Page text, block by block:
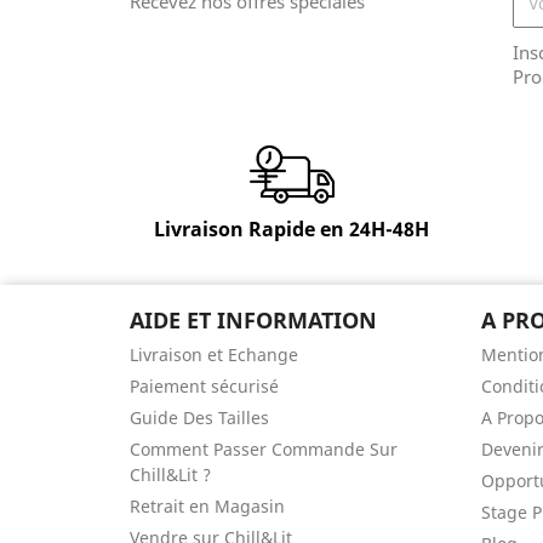
Livraison Rapide en 24H-48H
AIDE ET INFORMATION
Livraison et Echange
Paiement sécurisé
Guide Des Tailles
Comment Passer Commande Sur
Chill&Lit ?
Retrait en Magasin
Vendre sur Chill&Lit
A
A
Stage